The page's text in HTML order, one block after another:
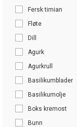
Fersk timian
Fløte
Dill
Agurk
Agurkrull
Basilikumblader
Basilikumolje
Boks kremost
Bunn